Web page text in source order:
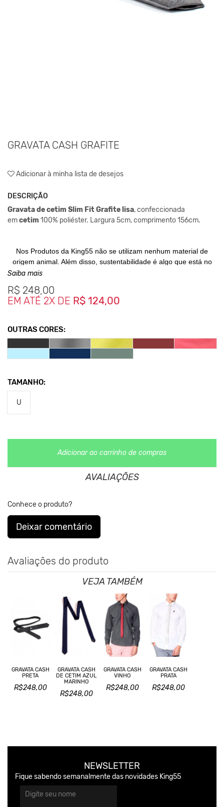
GRAVATA CASH GRAFITE
Adicionar à minha lista de desejos
DESCRIÇÃO
Gravatade cetim Slim FitGrafite lisa, confeccionada
emcetim 100% poliéster. Largura 5cm,comprimento 156cm.
Nos Produtos da King55 não se utilizam nenhum material de
origem animal. Além disso, sustentabilidade é algo que está no
Saiba mais
R$ 248,00
EM ATÉ 2X DE R$ 124,00
OUTRAS CORES:
TAMANHO:
U
Adicionar ao carrinho de compras
AVALIAÇÕES
Conhece o produto?
Deixar comentário
Avaliações do produto
VEJA TAMBÉM
GRAVATA CASH
PRETA
R$248,00
GRAVATA CASH
DE CETIM AZUL
MARINHO
R$248,00
GRAVATA CASH
VINHO
R$248,00
GRAVATA CASH
PRATA
R$248,00
NEWSLETTER
Fique sabendo semanalmente das novidades King55